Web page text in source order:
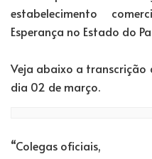
estabelecimento
Esperança no Estado do
Veja abaixo a
dia 02 de março.
“Colegas oficiais,